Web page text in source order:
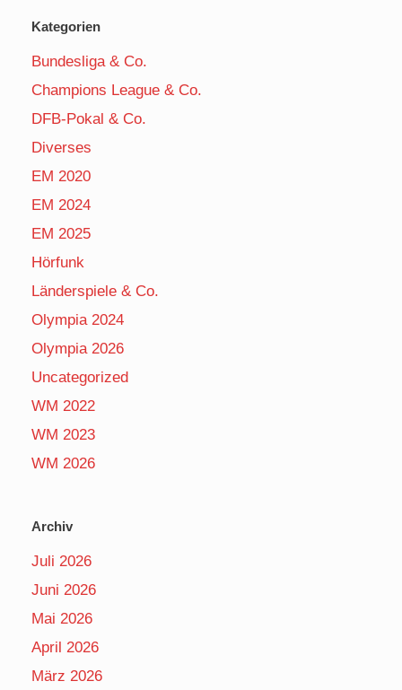
Kategorien
Bundesliga & Co.
Champions League & Co.
DFB-Pokal & Co.
Diverses
EM 2020
EM 2024
EM 2025
Hörfunk
Länderspiele & Co.
Olympia 2024
Olympia 2026
Uncategorized
WM 2022
WM 2023
WM 2026
Archiv
Juli 2026
Juni 2026
Mai 2026
April 2026
März 2026